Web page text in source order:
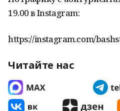
19.00 в Instagram:
https://instagram.com/
Читайте нас